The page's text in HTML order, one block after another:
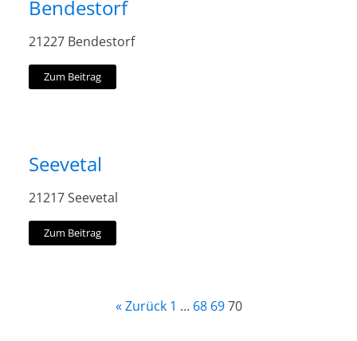
Bendestorf
21227 Bendestorf
Zum Beitrag
Seevetal
21217 Seevetal
Zum Beitrag
« Zurück 1 … 68 69 70